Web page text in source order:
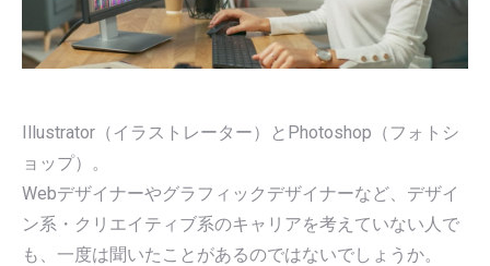
Illustrator（イラストレーター）とPhotoshop（フォトシ
ョップ）。
Webデザイナーやグラフィックデザイナーなど、デザイ
ン系・クリエイティブ系のキャリアを考えていない人で
も、一度は聞いたことがあるのではないでしょうか。